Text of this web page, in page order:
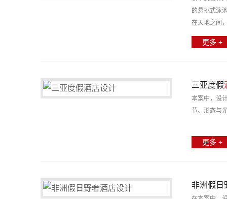
的悬挑式泳
在天地之间
更多 +
三亚度假
本案中，设
节、形态与
更多 +
非洲假日